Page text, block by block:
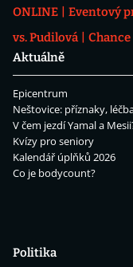
ONLINE
Eventový
vs. Pudilová
Aktuálně
Epicentrum
Neštovice: příznaky,
V čem jezdí Yamal a
Kvízy pro seniory
Kalendář úplňků 2026
Co je bodycount?
Politika